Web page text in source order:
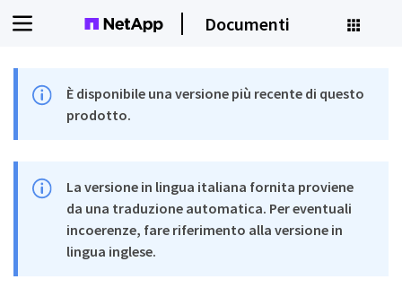
Documenti
È disponibile una versione più recente di questo
prodotto.
La versione in lingua italiana fornita proviene
da una traduzione automatica. Per eventuali
incoerenze, fare riferimento alla versione in
lingua inglese.